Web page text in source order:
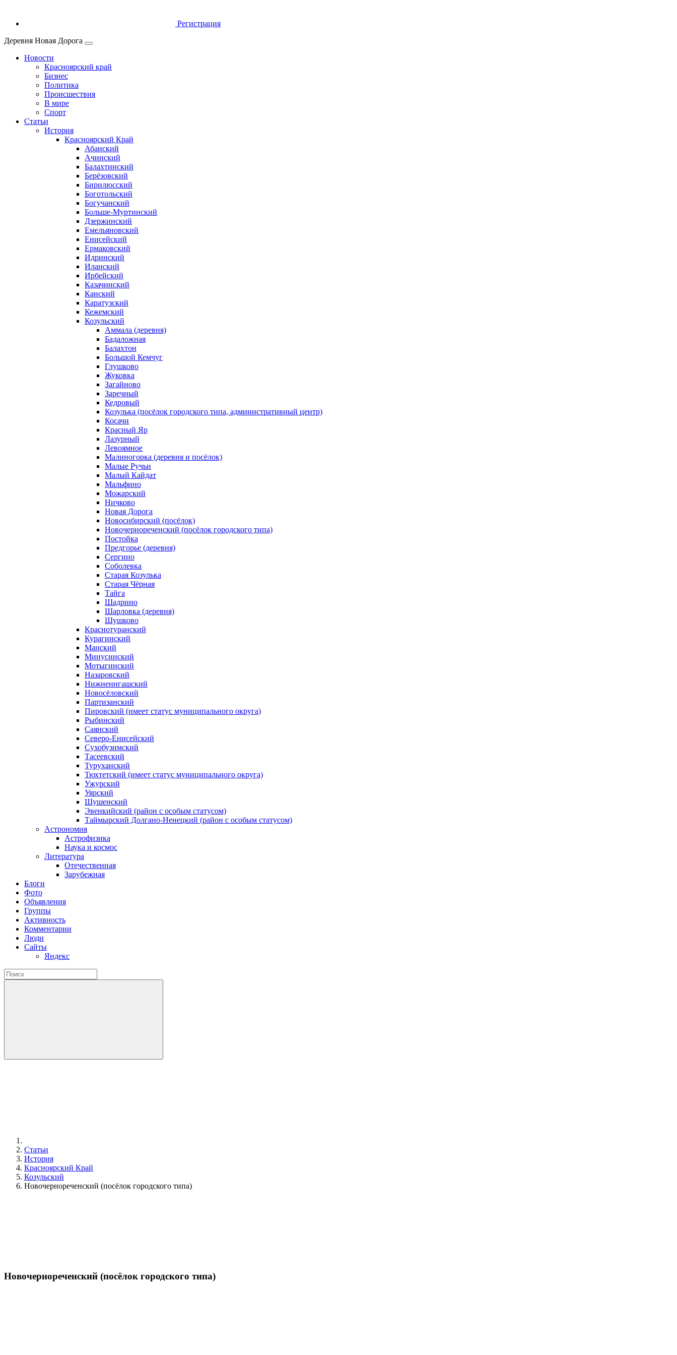
Регистрация
Деревня Новая Дорога
Новости
Красноярский край
Бизнес
Политика
Происшествия
В мире
Спорт
Статьи
История
Красноярский Край
Абанский
Ачинский
Балахтинский
Берёзовский
Бирилюсский
Боготольский
Богучанский
Больше‑Муртинский
Дзержинский
Емельяновский
Енисейский
Ермаковский
Идринский
Иланский
Ирбейский
Казачинский
Канский
Каратузский
Кежемский
Козульский
Аммала (деревня)
Бадаложная
Балахтон
Большой Кемчуг
Глушково
Жуковка
Загайново
Заречный
Кедровый
Козулька (посёлок городского типа, административный центр)
Косачи
Красный Яр
Лазурный
Левоямное
Малиногорка (деревня и посёлок)
Малые Ручьи
Малый Кайдат
Мальфино
Можарский
Ничково
Новая Дорога
Новосибирский (посёлок)
Новочернореченский (посёлок городского типа)
Постойка
Предгорье (деревня)
Сергино
Соболевка
Старая Козулька
Старая Чёрная
Тайга
Шадрино
Шарловка (деревня)
Шушково
Краснотуранский
Курагинский
Манский
Минусинский
Мотыгинский
Назаровский
Нижнеингашский
Новосёловский
Партизанский
Пировский (имеет статус муниципального округа)
Рыбинский
Саянский
Северо‑Енисейский
Сухобузимский
Тасеевский
Туруханский
Тюхтетский (имеет статус муниципального округа)
Ужурский
Уярский
Шушенский
Эвенкийский (район с особым статусом)
Таймырский Долгано‑Ненецкий (район с особым статусом)
Астрономия
Астрофизика
Наука и космос
Литература
Отечественная
Зарубежная
Блоги
Фото
Объявления
Группы
Активность
Комментарии
Люди
Сайты
Яндекс
Статьи
История
Красноярский Край
Козульский
Новочернореченский (посёлок городского типа)
Новочернореченский (посёлок городского типа)